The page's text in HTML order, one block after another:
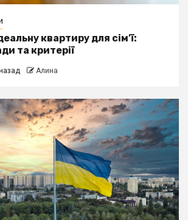
квартиру для сім’ї:
та критерії
Алина